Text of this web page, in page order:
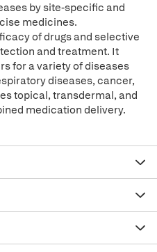
by site-specific and
medicines.
of drugs and selective
and treatment. It
for a variety of diseases
diseases, cancer,
topical, transdermal, and
medication delivery.